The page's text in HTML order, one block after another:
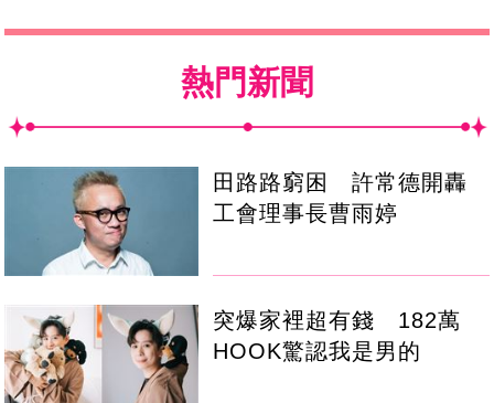
熱門新聞
田路路窮困 許常德開轟
工會理事長曹雨婷
突爆家裡超有錢 182萬
HOOK驚認我是男的